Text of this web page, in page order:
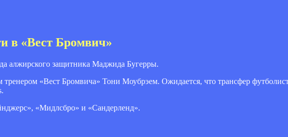
в «Вест Бромвич»
алжирского защитника Маджида Бугерры.
«Вест Бромвича» Тони Моубрэем. Ожидается, что трансфер
«Мидлсбро» и «Сандерленд».